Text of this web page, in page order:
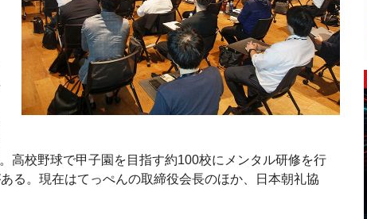
高校野球で甲子園を目指す約100校にメンタル研修を行
る。現在はてっぺんの取締役会長のほか、日本朝礼協